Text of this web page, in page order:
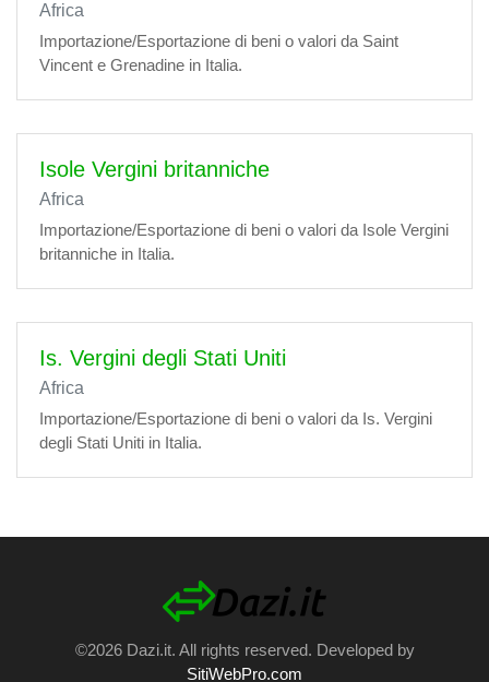
Africa
Importazione/Esportazione di beni o valori da Saint
Vincent e Grenadine in Italia.
Isole Vergini britanniche
Africa
Importazione/Esportazione di beni o valori da Isole Vergini
britanniche in Italia.
Is. Vergini degli Stati Uniti
Africa
Importazione/Esportazione di beni o valori da Is. Vergini
degli Stati Uniti in Italia.
©2026 Dazi.it. All rights reserved. Developed by
SitiWebPro.com